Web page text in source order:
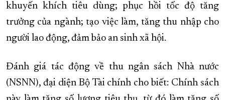
khuyến khích tiêu dùng; phục hồi tốc độ tăng
trưởng của ngành; tạo việc làm, tăng thu nhập cho
người lao động, đảm bảo an sinh xã hội.
Đánh giá tác động về thu ngân sách Nhà nước
(NSNN), đại diện Bộ Tài chính cho biết: Chính sách